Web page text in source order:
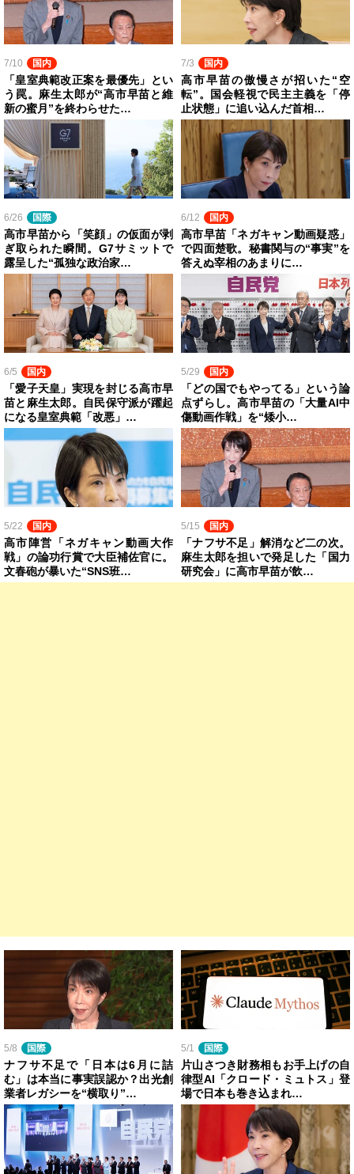
7/10 国内
「皇室典範改正案を最優先」とい
う罠。麻生太郎が“高市早苗と維
新の蜜月”を終わらせた…
7/3 国内
高市早苗の傲慢さが招いた“空
転”。国会軽視で民主主義を「停
止状態」に追い込んだ首相…
6/26 国際
高市早苗から「笑顔」の仮面が剥
ぎ取られた瞬間。G7サミットで
露呈した“孤独な政治家…
6/12 国内
高市早苗「ネガキャン動画疑惑」
で四面楚歌。秘書関与の“事実”を
答えぬ宰相のあまりに…
6/5 国内
「愛子天皇」実現を封じる高市早
苗と麻生太郎。自民保守派が躍起
になる皇室典範「改悪」…
5/29 国内
「どの国でもやってる」という論
点ずらし。高市早苗の「大量AI中
傷動画作戦」を“矮小…
5/22 国内
高市陣営「ネガキャン動画大作
戦」の論功行賞で大臣補佐官に。
文春砲が暴いた“SNS班…
5/15 国内
「ナフサ不足」解消など二の次。
麻生太郎を担いで発足した「国力
研究会」に高市早苗が飲…
5/8 国際
ナフサ不足で「日本は6月に詰
む」は本当に事実誤認か？出光創
業者レガシーを“横取り”…
5/1 国際
片山さつき財務相もお手上げの自
律型AI「クロード・ミュトス」登
場で日本も巻き込まれ…